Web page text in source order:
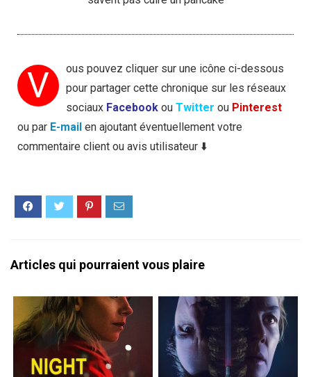
V
ous pouvez cliquer sur une icône ci-dessous
pour partager cette chronique sur les réseaux
sociaux Facebook ou Twitter ou Pinterest
ou par E-mail en ajoutant éventuellement votre
commentaire client ou avis utilisateur ⬇️
Articles qui pourraient vous plaire